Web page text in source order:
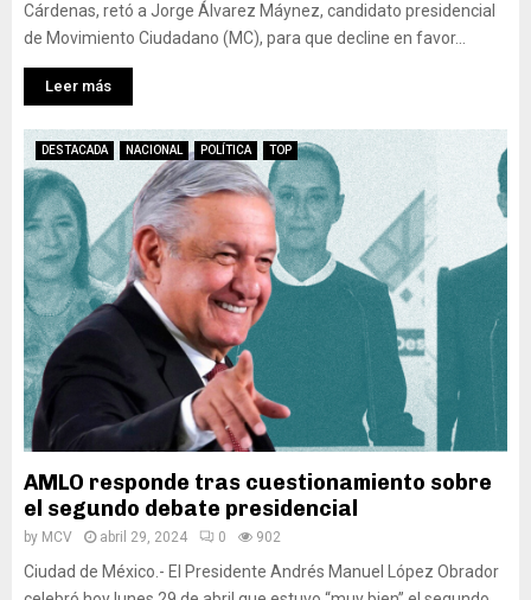
Cárdenas, retó a Jorge Álvarez Máynez, candidato presidencial
de Movimiento Ciudadano (MC), para que decline en favor...
Leer más
DESTACADA NACIONAL POLÍTICA TOP
AMLO responde tras cuestionamiento sobre
el segundo debate presidencial
by MCV abril 29, 2024 0 902
Ciudad de México.- El Presidente Andrés Manuel López Obrador